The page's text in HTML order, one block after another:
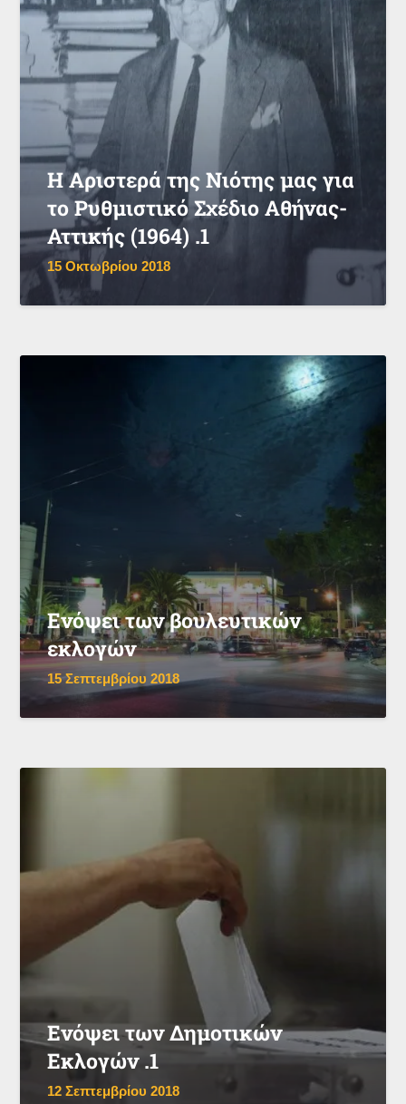
Η Αριστερά της Νιότης μας για
το Ρυθμιστικό Σχέδιο Αθήνας-
Αττικής (1964) .1
15 Οκτωβρίου 2018
Ενόψει των βουλευτικών
εκλογών
15 Σεπτεμβρίου 2018
Ενόψει των Δημοτικών
Εκλογών .1
12 Σεπτεμβρίου 2018